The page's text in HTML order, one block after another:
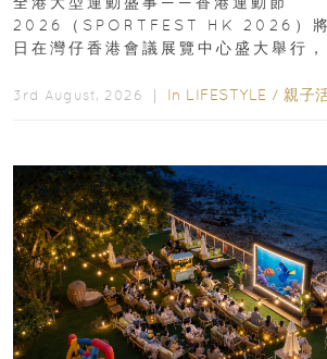
2026（SPORTFEST HK 2026）
日在灣仔香港會議展覽中心盛大舉行
3rd August, 2026 ｜ In LIFESTYLE / 親子